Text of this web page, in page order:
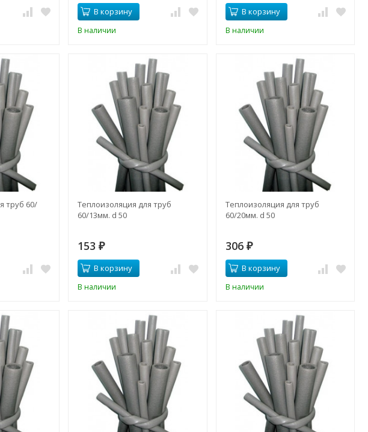
В корзину
В наличии
В корзину
В наличии
труб 60/
Теплоизоляция для труб
60/13мм. d 50
153₽
В корзину
В наличии
Теплоизоляция для труб
60/20мм. d 50
306 ₽
В корзину
В наличии